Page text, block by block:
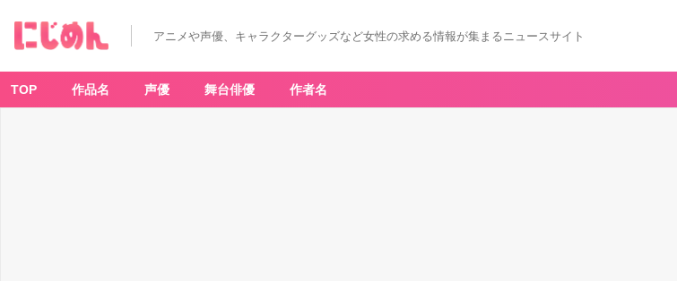
アニメや声優、キャラクターグッズなど女性の求める情報が集まるニュースサイト
TOP 作品名 声優 舞台俳優 作者名